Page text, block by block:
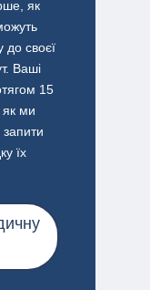
як
до своєї
Ваші
15
як ми
їх